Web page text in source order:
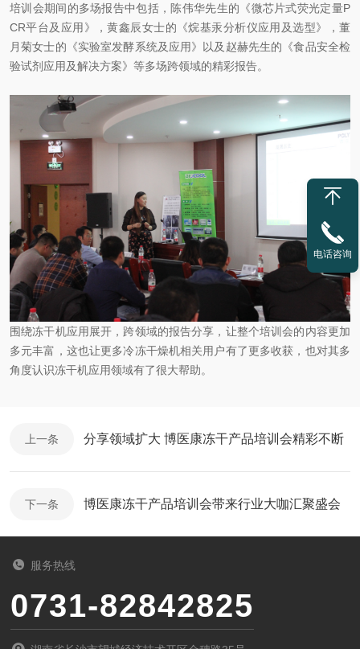
培训会期间的多场报告中包括，陈伟华先生的《微芯片式荧光定量P
CR平台及应用》，黄鑫辰女士的《烷基汞分析仪应用及选型》，董
月菊女士的《实验室发酵系统及应用》以及赵赫先生的《食品安全检
验试剂应用及解决方案》等多场跨领域的精彩报告。
围绕冻干机应用展开，跨领域的报告分享，让整个培训会的内容更加
多元丰富，这也让更多冷冻干燥机相关用户有了更多收获，也对其多
角度认识冻干机应用领域有了很大帮助。
上一条 分享领域扩大 博医康冻干产品培训会精彩不断
下一条 博医康冻干产品培训会带来行业大咖汇聚盛会
服务热线
0731-82842825
电话咨询